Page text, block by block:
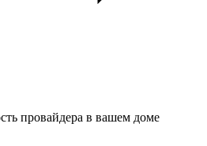
провайдера в вашем доме